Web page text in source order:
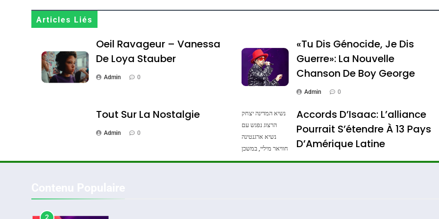
Articles Liés
Oeil Ravageur – Vanessa
De Loya Stauber
Admin 0
«Tu Dis Génocide, Je Dis
Guerre»: La Nouvelle
Chanson De Boy George
Admin 0
Tout Sur La Nostalgie
Admin 0
נשיא המדינה יצחק
הרצוג נפגש עם
נשיא ארגנטינה
חוויאר מיליי, במשכן
הנשיא בירושלים.
Accords D’Isaac: L’alliance
Pourrait S’étendre À 13 Pays
D’Amérique Latine
Admin 0
Terroir
Oeil Ravageur – Vanessa De Loya Stauber
2